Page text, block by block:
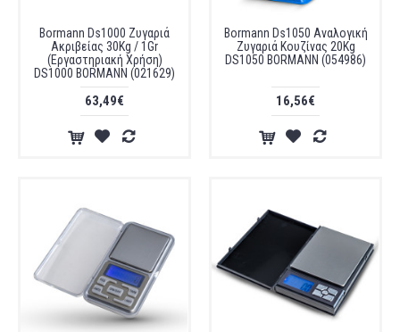
Bormann Ds1000 Ζυγαριά
Ακριβείας 30Kg / 1Gr
(Εργαστηριακή Χρήση)
DS1000 BORMANN (021629)
63,49€
Bormann Ds1050 Αναλογική
Ζυγαριά Κουζίνας 20Kg
DS1050 BORMANN (054986)
16,56€